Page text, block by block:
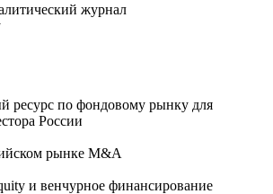
журнал
ресурс по фондовому рынку для
России
рынке M&A
и венчурное финансирование